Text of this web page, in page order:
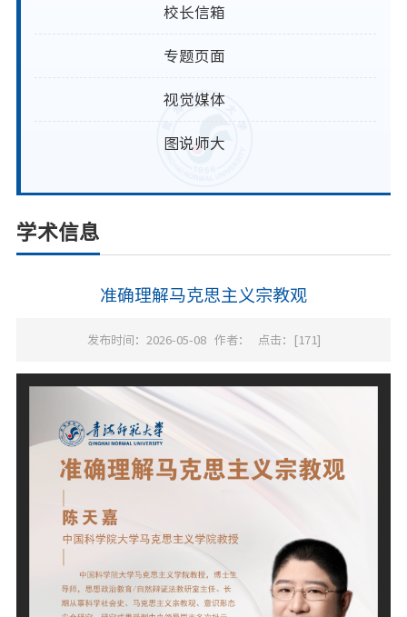
校长信箱
专题页面
视觉媒体
图说师大
学术信息
准确理解马克思主义宗教观
发布时间：2026-05-08 作者： 点击：[171]